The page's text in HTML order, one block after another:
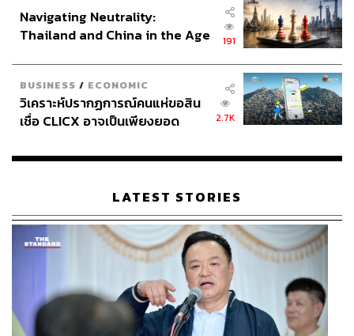
Navigating Neutrality:
Thailand and China in the Age
191
BUSINESS / ECONOMIC
วิเคราะห์ปรากฏการณ์คนแห่ขอสิน
เชื่อ CLICX อาจเป็นเพียงยอด
เรือนไทยที่ถูกซุกไว้
2.7K
LATEST STORIES